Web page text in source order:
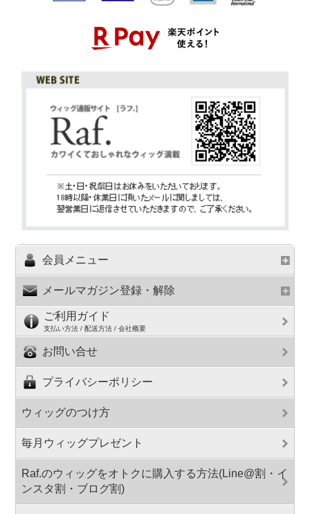
会員メニュー
メールマガジン登録・解除
ご利用ガイド
支払い方法 / 配送方法 / 会社概要
お問い合せ
プライバシーポリシー
ウィッグのつけ方
毎月ウィッグプレゼント
Raf.のウィッグをオトクに購入する方法(Line@割・イ
ンスタ割・ブログ割)